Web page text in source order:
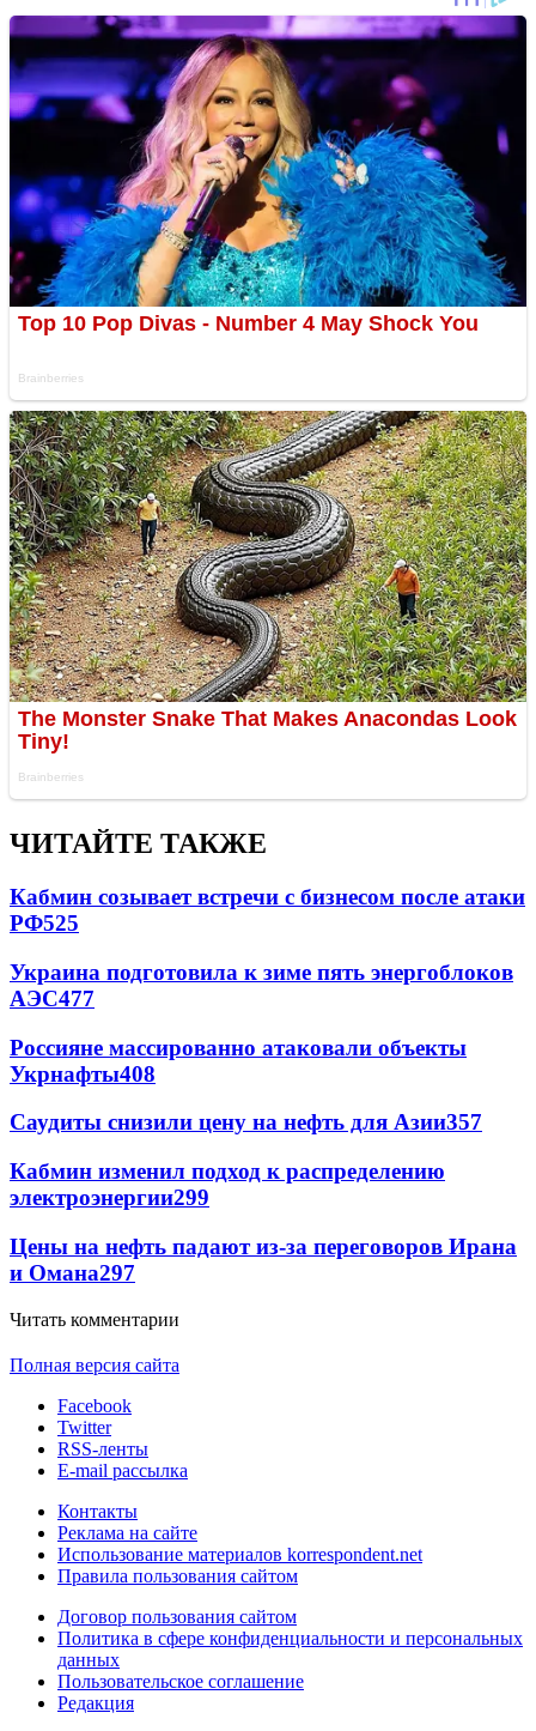
ЧИТАЙТЕ ТАКЖЕ
Кабмин созывает встречи с бизнесом после атаки
РФ525
Украина подготовила к зиме пять энергоблоков
АЭС477
Россияне массированно атаковали объекты
Укрнафты408
Саудиты снизили цену на нефть для Азии357
Кабмин изменил подход к распределению
электроэнергии299
Цены на нефть падают из-за переговоров Ирана
и Омана297
Читать комментарии
Полная версия сайта
Facebook
Twitter
RSS-ленты
E-mail рассылка
Контакты
Реклама на сайте
Использование материалов korrespondent.net
Правила пользования сайтом
Договор пользования сайтом
Политика в сфере конфиденциальности и персональных
данных
Пользовательское соглашение
Редакция